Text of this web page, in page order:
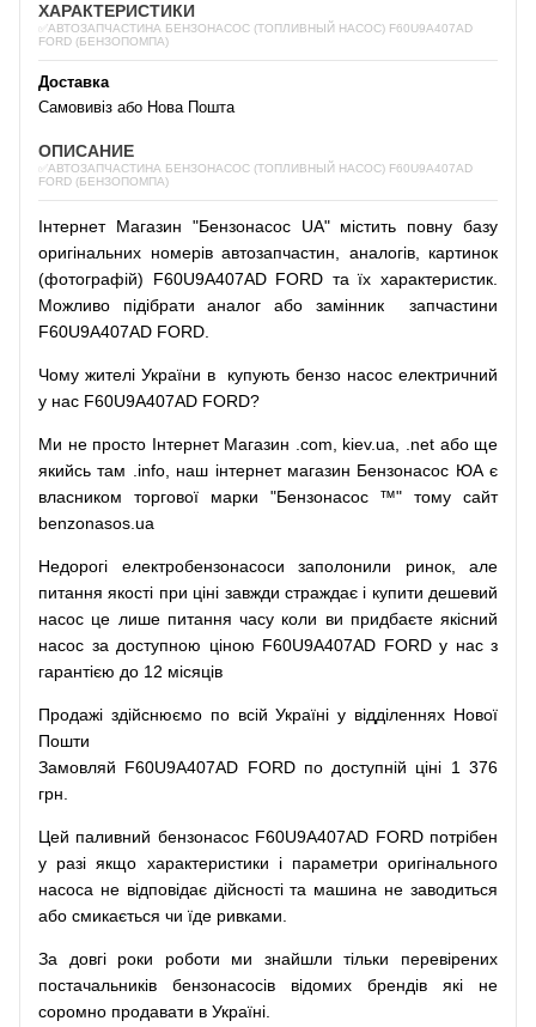
ХАРАКТЕРИСТИКИ
✅АВТОЗАПЧАСТИНА БЕНЗОНАСОС (ТОПЛИВНЫЙ НАСОС) F60U9A407AD
FORD (БЕНЗОПОМПА)
Доставка
Самовивіз або Нова Пошта
ОПИСАНИЕ
✅АВТОЗАПЧАСТИНА БЕНЗОНАСОС (ТОПЛИВНЫЙ НАСОС) F60U9A407AD
FORD (БЕНЗОПОМПА)
Інтернет Магазин "Бензонасос UA" містить повну базу
оригінальних номерів автозапчастин аналогів,
картинок
(фотографій) F60U9A407AD FORD та їх характеристик.
Можливо
підібрати аналог або замінникзапчастини
F60U9A407AD FORD.
Чому жителі України в купують бензо насос електричний
у нас F60U9A407AD FORD?
Ми не просто Інтернет Магазин .com kiev.ua .net або ще
якийсь там .info, наш інтернет магазин Бензонасос ЮА є
власником
торгової марки "Бензонасос ™" тому
сайт
benzonasos.ua
Недорогі електробензонасоси заполонили ринок,
але
питання якості при ціні завжди страждає і купити дешевий
насос це лише питання часу коли ви придбаєте якісний
насос за доступною ціною F60U9A407AD FORD у нас з
гарантією до 12 місяців
Продажі здійснюємо по всій Україні у відділеннях Нової
Пошти
Замовляй F60U9A407AD FORD по доступній ціні 1 376
грн.
Цей паливний бензонасосF60U9A407AD FORD потрібен
у разі якщо характеристики і параметри оригінального
насоса не відповідає дійсності та машина не заводиться
або смикається чи їде ривками
За довгі роки роботи ми знайшли тільки
перевірених
постачальників
бензонасосів відомих брендів які
не
соромно продавати в Україні.